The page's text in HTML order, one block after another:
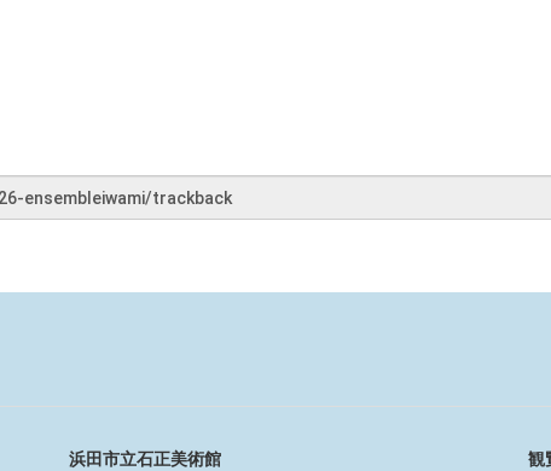
浜田市立石正美術館
観